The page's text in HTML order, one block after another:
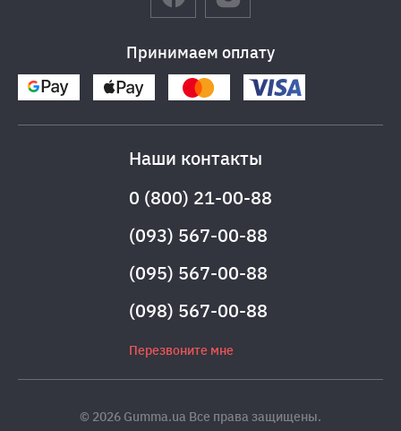
Принимаем оплату
Наши контакты
0 (800) 21-00-88
(093) 567-00-88
(095) 567-00-88
(098) 567-00-88
Перезвоните мне
© 2026 Gumma.ua Все права защищены.